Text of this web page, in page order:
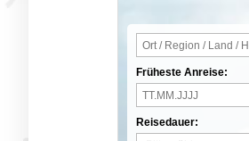
Früheste Anreise:
Reisedauer: